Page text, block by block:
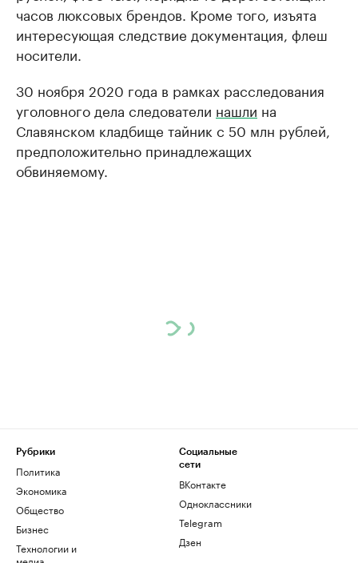
часов люксовых брендов. Кроме того, изъята
интересующая следствие документация, флеш
носители.
30 ноября 2020 года в рамках расследования
уголовного дела следователи нашли на
Славянском кладбище тайник с 50 млн рублей,
предположительно принадлежащих
обвиняемому.
Рубрики
Политика
Экономика
Общество
Бизнес
Технологии и
Социальные
сети
ВКонтакте
Одноклассники
Telegram
Дзен